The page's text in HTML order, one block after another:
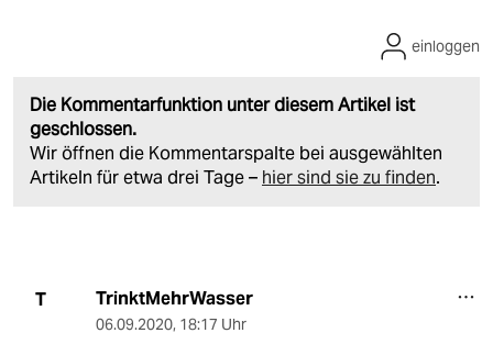
Die Kommentarfunktion unter diesem Artikel ist
geschlossen.
Wir öffnen die Kommentarspalte bei ausgewählten
Artikeln für etwa drei Tage – hier sind sie zu finden.
einloggen
T TrinktMehrWasser
06.09.2020, 18:17 Uhr